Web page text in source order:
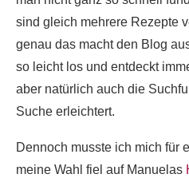
sind gleich mehrere Rezepte
genau das macht den Blog
so leicht los und entdeckt
aber natürlich auch die
Suche erleichtert.
Dennoch musste ich mich für
meine Wahl fiel auf Manuelas